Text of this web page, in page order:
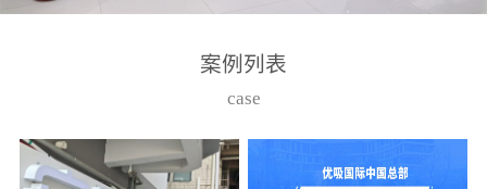
高技能的团队。汇聚了众
取得了多项产品技术专利
和多项国家版权局著作
案例列表
case